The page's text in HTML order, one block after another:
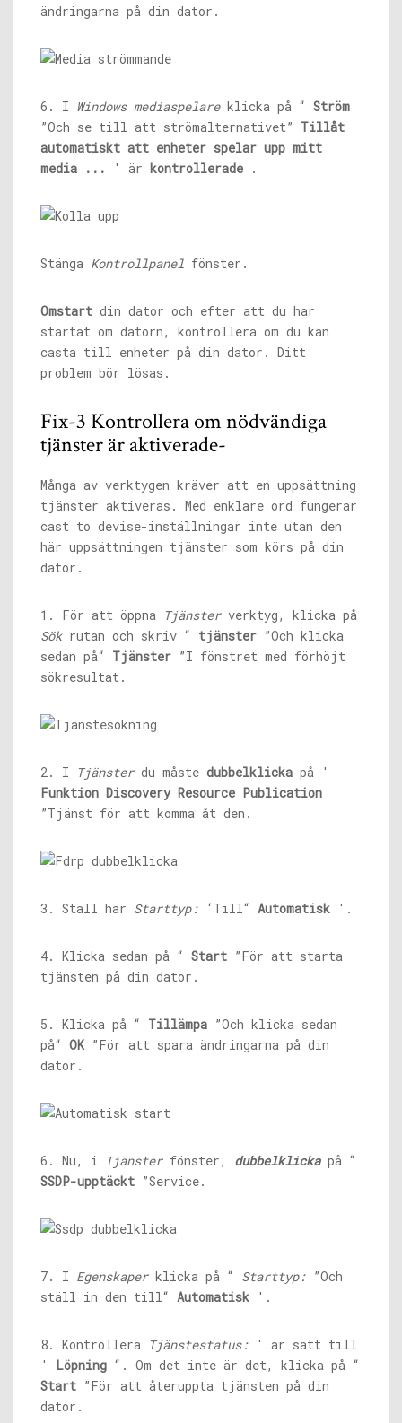
ändringarna på din dator.
6. I Windows mediaspelareklicka på “ Ström
”Och se till att strömalternativet” Tillåt
automatiskt att enheter spelar upp mitt
media ...
' är kontrollerade .
Stänga Kontrollpanel fönster.
Omstart din dator och efter att du har
startat om datorn, kontrollera om du kan
casta till enheter på din dator. Ditt
problem bör lösas.
Fix-3 Kontrollera om nödvändiga
tjänster är aktiverade-
Många av verktygen kräver att en uppsättning
tjänster aktiveras. Med enklare ord fungerar
cast to devise-inställningar inte utan den
här uppsättningen tjänster som körs på din
dator.
1. För att öppna Tjänsterverktyg, klicka på
Sökrutan och skriv “ tjänster ”Och klicka
sedan på“ Tjänster ”I fönstret med förhöjt
sökresultat.
2. I Tjänsterdu måste dubbelklicka på '
Funktion Discovery Resource Publication
”Tjänst för att komma åt den.
3. Ställ här Starttyp: ‘Till“ Automatisk '.
4. Klicka sedan på “ Start ”För att starta
tjänsten på din dator.
5. Klicka på “ Tillämpa ”Och klicka sedan
på“ OK”För att spara ändringarna på din
dator.
6. Nu, i Tjänsterfönster, dubbelklicka på “
SSDP-upptäckt ”Service.
7. I Egenskaperklicka på “ Starttyp: ”Och
ställ in den till“ Automatisk '.
8. Kontrollera Tjänstestatus: ' är satt till
' Löpning “. Om det inte är det, klicka på “
Start ”För att återuppta tjänsten på din
dator.